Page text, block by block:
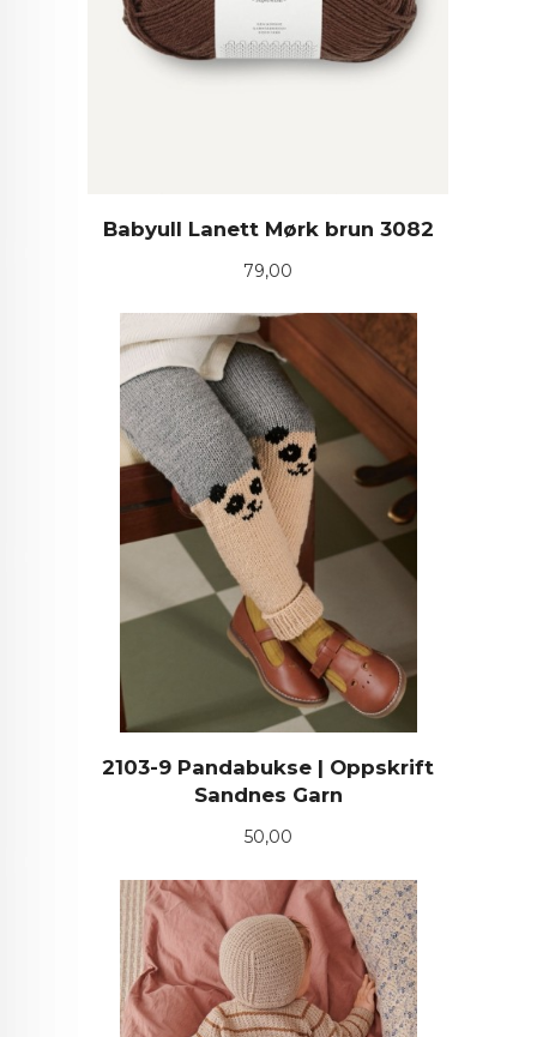
Babyull Lanett Mørk brun 3082
Pris
79,00
2103-9 Pandabukse | Oppskrift
Sandnes Garn
Pris
50,00